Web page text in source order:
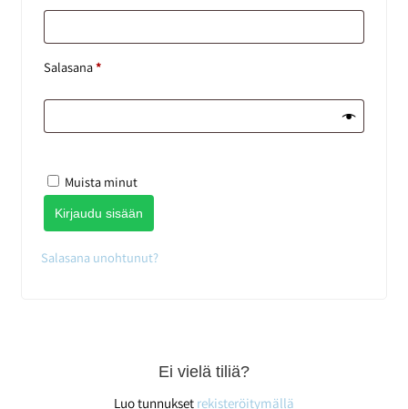
Salasana*
Muista minut
Kirjaudu sisään
Salasana unohtunut?
Ei vielä tiliä?
Luo tunnukset rekisteröitymällä